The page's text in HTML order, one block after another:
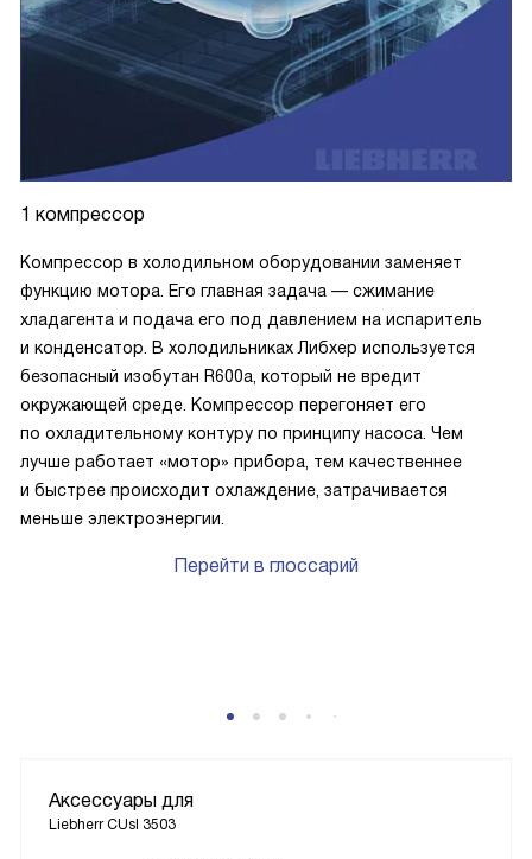
1 компрессор
Компрессор в холодильном оборудовании заменяет
функцию мотора. Его главная задача — сжимание
хладагента и подача его под давлением на испаритель
и конденсатор. В холодильниках Либхер используется
безопасный изобутан R600a, который не вредит
окружающей среде. Компрессор перегоняет его
по охладительному контуру по принципу насоса. Чем
лучше работает «мотор» прибора, тем качественнее
и быстрее происходит охлаждение, затрачивается
меньше электроэнергии.
Перейти в глоссарий
Аксессуары для
Liebherr CUsl 3503